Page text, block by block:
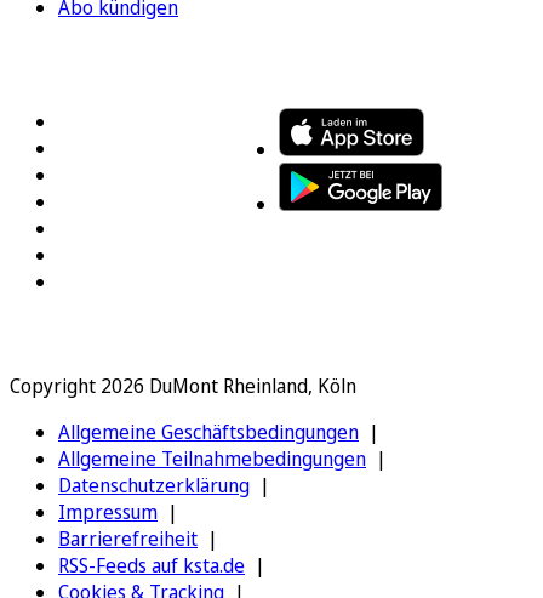
Abo kündigen
Copyright 2026 DuMont Rheinland, Köln
Allgemeine Geschäftsbedingungen
Allgemeine Teilnahmebedingungen
Datenschutzerklärung
Impressum
Barrierefreiheit
RSS-Feeds auf ksta.de
Cookies & Tracking